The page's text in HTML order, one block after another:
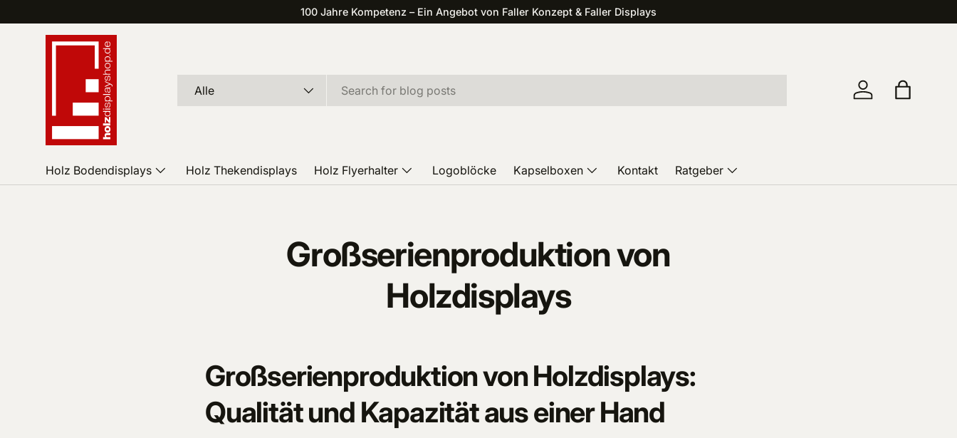
Direkt zum Inhalt
100 Jahre Kompetenz – Ein Angebot von Faller Konzept & Faller Displays
Alle Einloggen
Holz Bodendisplays Holz Thekendisplays Holz Flyerhalter Logoblöcke Kapselboxen Kontakt Ratgeber
Großserienproduktion von
Holzdisplays
Großserienproduktion von Holzdisplays:
Qualität und Kapazität aus einer Hand